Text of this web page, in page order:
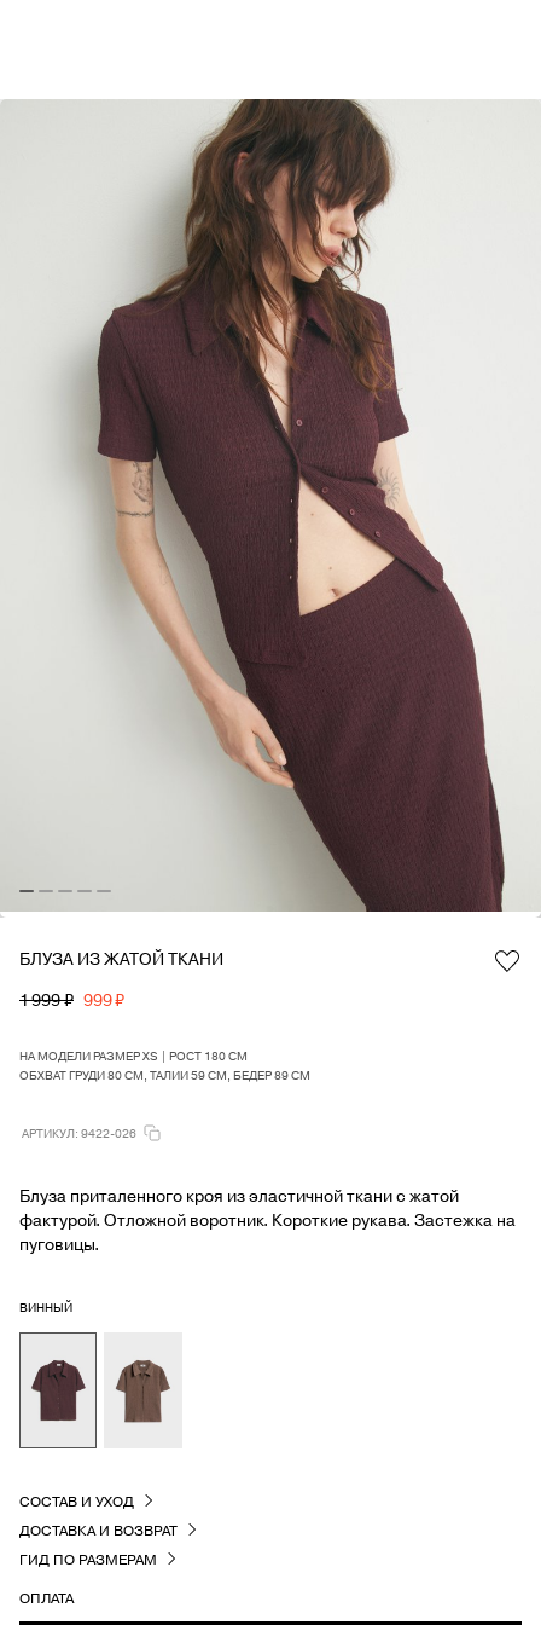
БЛУЗА ИЗ ЖАТОЙ ТКАНИ
1 999 ₽ 999 ₽
НА МОДЕЛИ РАЗМЕР XS | РОСТ 180 СМ
ОБХВАТ ГРУДИ 80 СМ, ТАЛИИ 59 СМ, БЕДЕР 89 СМ
АРТИКУЛ: 9422-026
Блуза приталенного кроя из эластичной ткани с жатой
фактурой. Отложной воротник. Короткие рукава. Застежка на
пуговицы.
ВИННЫЙ
СОСТАВ И УХОД
ДОСТАВКА И ВОЗВРАТ
ГИД ПО РАЗМЕРАМ
ОПЛАТА